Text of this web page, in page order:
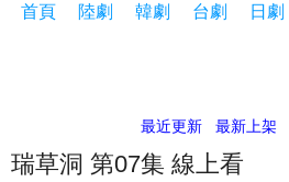
首頁 陸劇 韓劇 台劇 日劇
最近更新 最新上架
瑞草洞 第07集 線上看